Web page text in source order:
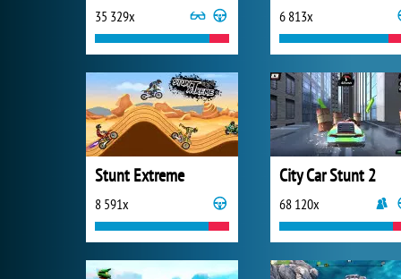
35 329x 6 813x
Stunt Extreme
8 591x
City Car Stunt 2
68 120x